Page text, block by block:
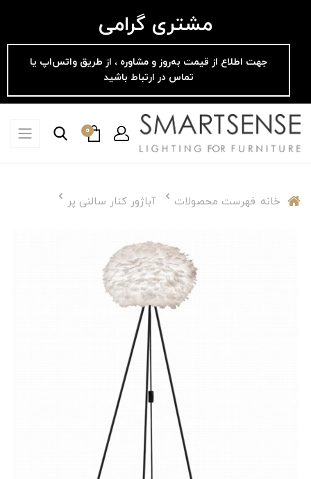
مشتری گرامی
جهت اطلاع از قیمت به‌روز و مشاوره ، از طریق واتس‌اپ یا
تماس در ارتباط باشید
0
خانه فهرست محصولات آباژور کنار سالنی پر